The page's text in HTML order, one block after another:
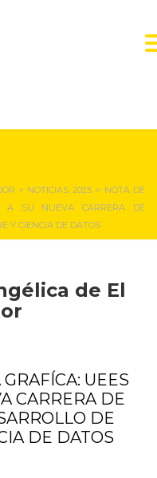
> NOTICIAS 2025> NOTA DE
A SU NUEVA CARRERA DE
Y CIENCIA DE DATOS
de El
UEES
CARRERA DE
DE
DE DATOS